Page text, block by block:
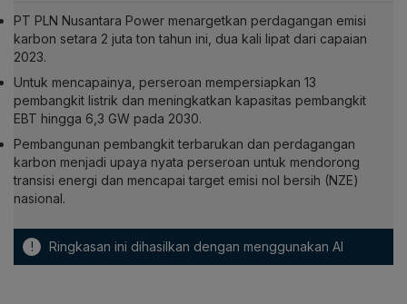
PT PLN Nusantara Power menargetkan perdagangan emisi
karbon setara 2 juta ton tahun ini, dua kali lipat dari capaian
2023.
Untuk mencapainya, perseroan mempersiapkan 13
pembangkit listrik dan meningkatkan kapasitas pembangkit
EBT hingga 6,3 GW pada 2030.
Pembangunan pembangkit terbarukan dan perdagangan
karbon menjadi upaya nyata perseroan untuk mendorong
transisi energi dan mencapai target emisi nol bersih (NZE)
nasional.
! Ringkasan ini dihasilkan dengan menggunakan AI